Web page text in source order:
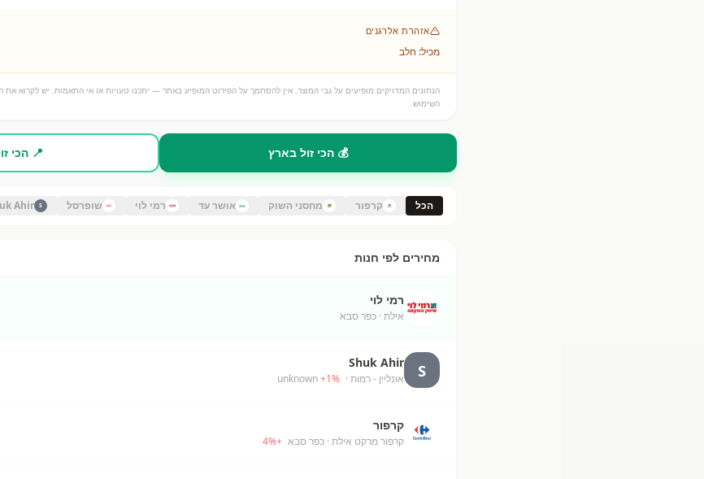
אזהרת אלרגנים
מכיל: חלב
הנתונים המדויקים מופיעים על גבי המוצר. אין להסתמך על הפירוט המופיע באתר — יתכנו טעויות או אי התאמות. יש לקרוא את
השימוש.
💰 הכי זול בארץ 📍 הכי
הכל קרפור מחסני השוק אושר עד רמי לוי שופרסל S
Ahir
מחירים לפי חנות
רמי לוי
אילת · כפר סבא
S
Shuk Ahir
אונליין - רמות · unknown
+1%
קרפור
קרפור מרקט אילת · כפר סבא +
4%